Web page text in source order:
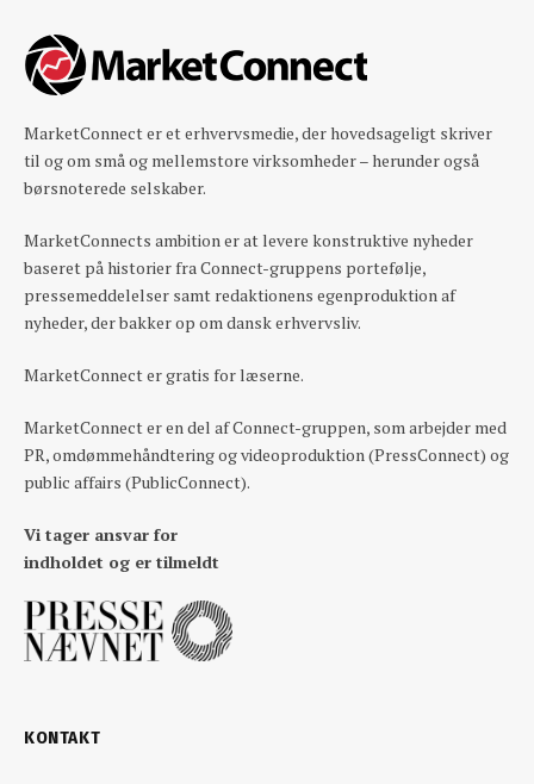
MarketConnect er et erhvervsmedie, der hovedsageligt skriver
til og om små og mellemstore virksomheder – herunder også
børsnoterede selskaber.
MarketConnects ambition er at levere konstruktive nyheder
baseret på historier fra Connect-gruppens portefølje,
pressemeddelelser samt redaktionens egenproduktion af
nyheder, der bakker op om dansk erhvervsliv.
MarketConnect er gratis for læserne.
MarketConnect er en del af Connect-gruppen, som arbejder med
PR, omdømmehåndtering og videoproduktion (PressConnect) og
public affairs (PublicConnect).
Vi tager ansvar for
indholdet og er tilmeldt
KONTAKT